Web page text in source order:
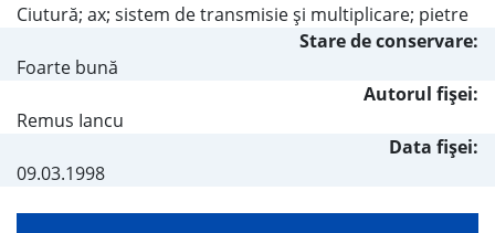
Ciutură; ax; sistem de transmisie şi multiplicare; pietre
Stare de conservare:
Foarte bună
Autorul fişei:
Remus Iancu
Data fișei:
09.03.1998